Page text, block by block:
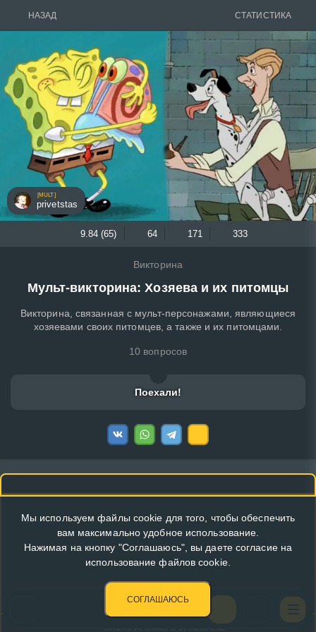
НАЗАД СТАТИСТИКА
[MULT]
privetstas
9.84 (65) 64 171 333
Викторина
Мульт-викторина: Хозяева и их питомцы
Викторина, связанная с мульт-персонажами, являющиеся
хозяевами своих питомцев, а также и их питомцами.
10 вопросов
Поехали!
Мы используем файлы cookie для того, чтобы обеспечить
вам максимально удобное использование.
Нажимая на кнопку "Соглашаюсь", вы даете согласие на
использование файлов cookie.
СОГЛАШАЮСЬ